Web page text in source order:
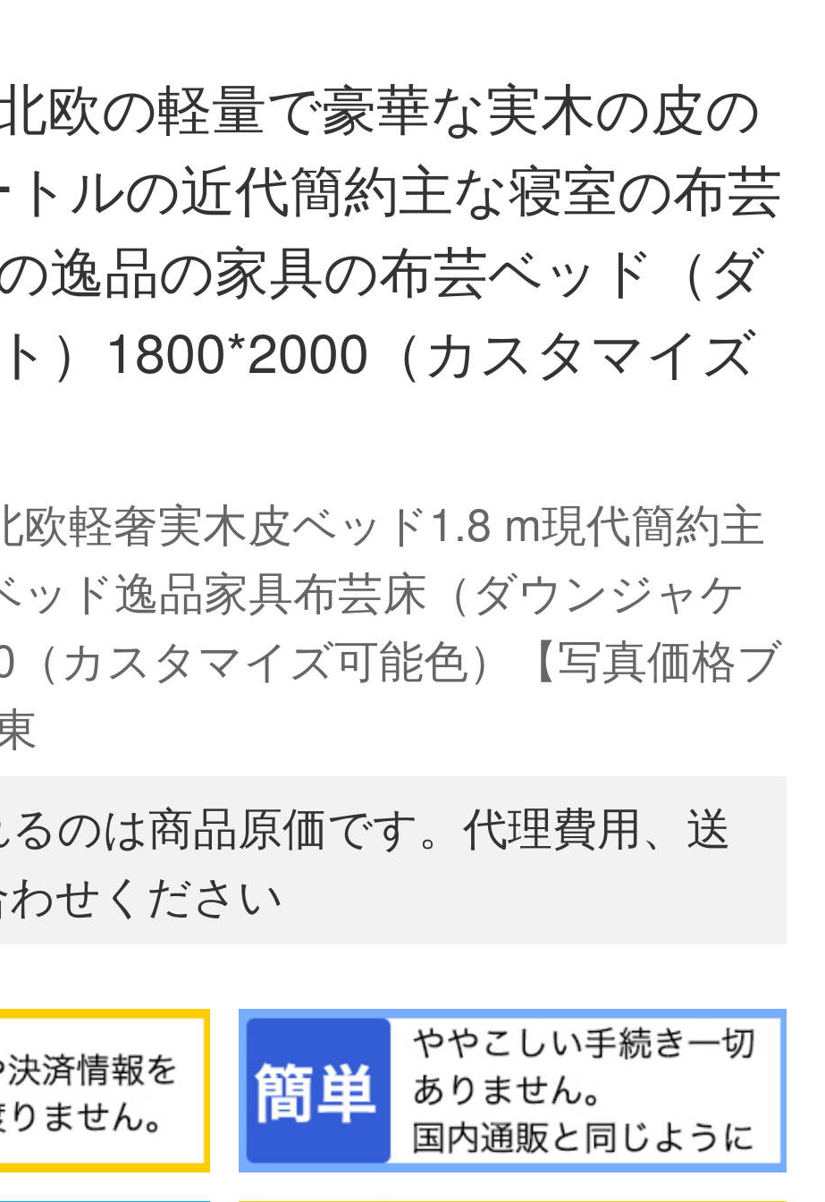
欧の軽量で豪華な実木の皮の
ルの近代簡約主な寝室の布芸
逸品の家具の布芸ベッド（ダ
）1800*2000（カスタマイズ
欧軽奢実木皮ベッド1.8 m現代簡約主
ッド逸品家具布芸床（ダウンジャケ
カスタマイズ可能色）【写真価格ブ
のは商品原価です。代理費用、送
せください